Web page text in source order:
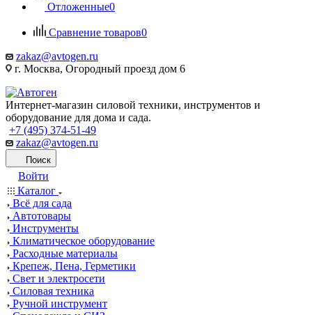
Отложенные0
Сравнение товаров0
zakaz@avtogen.ru
г. Москва, Огородный проезд дом 6
Интернет-магазин силовой техники, инструментов и
оборудование для дома и сада.
+7 (495) 374-51-49
zakaz@avtogen.ru
Поиск
Войти
Каталог
Всё для сада
Автотовары
Инструменты
Климатическое оборудование
Расходные материалы
Крепеж, Пена, Герметики
Свет и электросети
Силовая техника
Ручной инструмент